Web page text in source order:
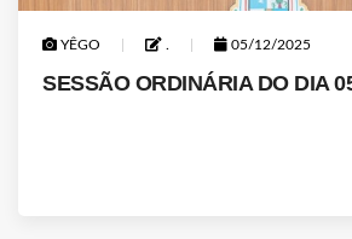
YÊGO . 05/12/2025
SESSÃO ORDINÁRIA DO DIA